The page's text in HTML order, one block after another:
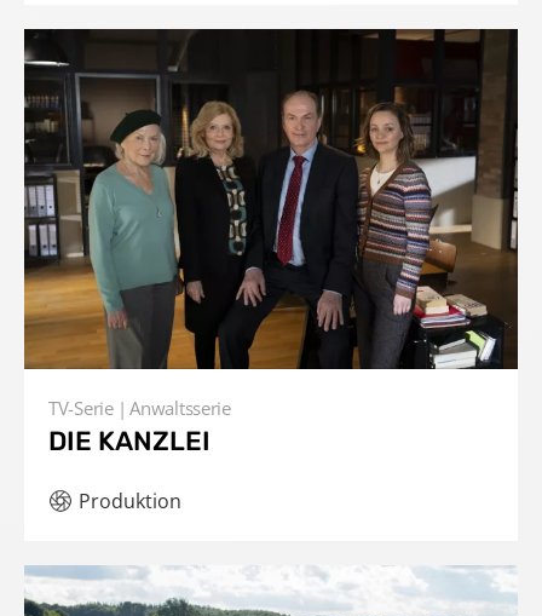
TV-Serie Anwaltsserie
DIE KANZLEI
Produktion